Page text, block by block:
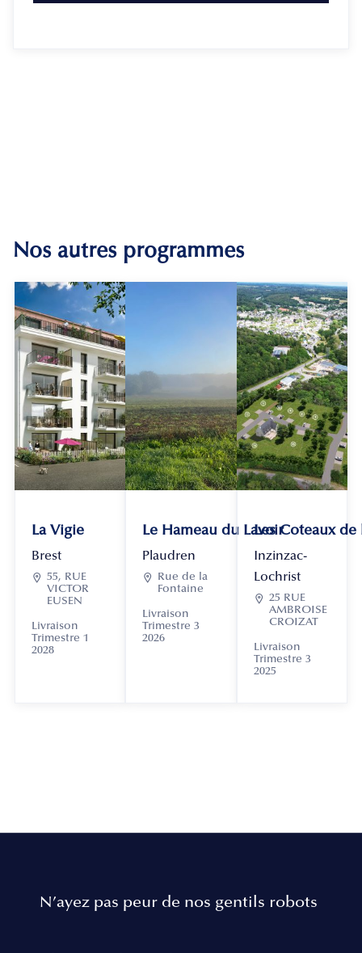
Nos autres programmes
La Vigie
Brest
 55, RUE
VICTOR
EUSEN
Livraison
Trimestre 1
2028
Le Hameau du Lavoir
Plaudren

Rue de la
Fontaine
Livraison
Trimestre 3
2026
Les Coteaux
Inzinzac-
Lochrist
 25 RUE
AMBROISE
CROIZAT
Livraison
Trimestre 3
2025
N’ayez pas peur de nos gentils robots